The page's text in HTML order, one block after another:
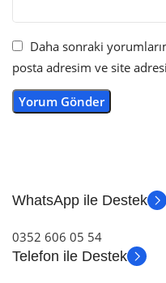
Daha sonraki
posta adresim ve site
WhatsApp ile Destek
0352 606 05 54
Telefon ile Destek